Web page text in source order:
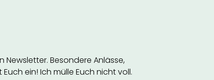
Newsletter. Besondere Anlässe,
ein! Ich mülle Euch nicht voll.